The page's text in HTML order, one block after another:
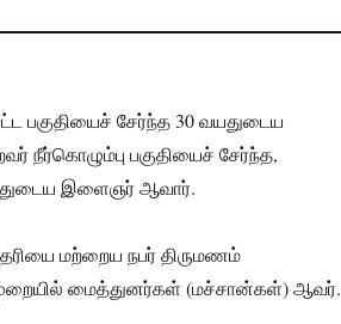
பகுதியைச் சேர்ந்த 30 வயதுடைய
நீர்கொழும்பு பகுதியைச் சேர்ந்த,
இளைஞர் ஆவார்.
மற்றைய நபர் திருமணம்
மைத்துனர்கள் (மச்சான்கள்) ஆவர்.